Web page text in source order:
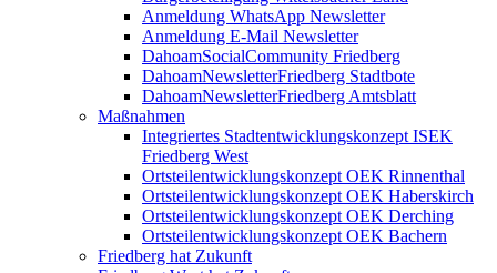
Anmeldung WhatsApp Newsletter
Anmeldung E-Mail Newsletter
DahoamSocialCommunity Friedberg
DahoamNewsletterFriedberg Stadtbote
DahoamNewsletterFriedberg Amtsblatt
Maßnahmen
Integriertes Stadtentwicklungskonzept ISEK
Friedberg West
Ortsteilentwicklungskonzept OEK Rinnenthal
Ortsteilentwicklungskonzept OEK Haberskirch
Ortsteilentwicklungskonzept OEK Derching
Ortsteilentwicklungskonzept OEK Bachern
Friedberg hat Zukunft